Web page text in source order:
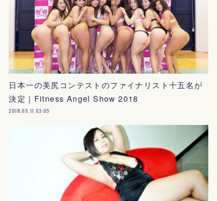
日本一の美尻コンテストのファイナリスト十五名が
決定｜Fitness Angel Show 2018
2018.05.11 03:05